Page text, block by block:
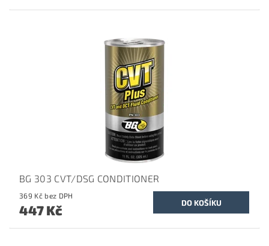
BG 303 CVT/DSG CONDITIONER
369 Kč bez DPH
447 Kč